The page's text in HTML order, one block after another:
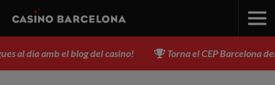
dia amb el blog del casino! Torna el CEP Barcelona del